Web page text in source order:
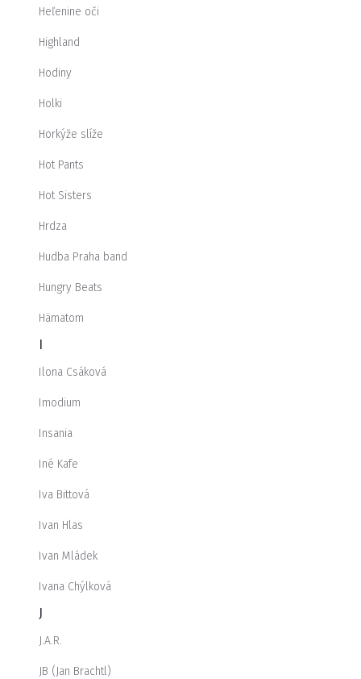
Heľenine oči
Highland
Hodiny
Holki
Horkýže slíže
Hot Pants
Hot Sisters
Hrdza
Hudba Praha band
Hungry Beats
Hämatom
I
Ilona Csáková
Imodium
Insania
Iné Kafe
Iva Bittová
Ivan Hlas
Ivan Mládek
Ivana Chýlková
J
J.A.R.
JB (Jan Brachtl)